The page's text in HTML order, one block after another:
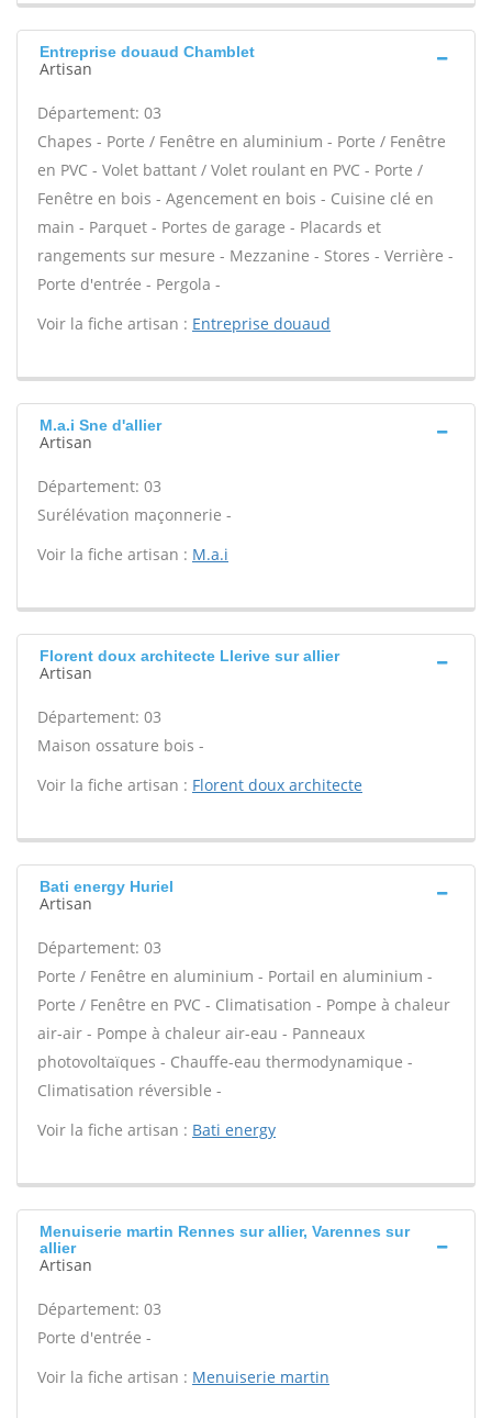
Entreprise douaud Chamblet
Artisan
Département: 03
Chapes - Porte / Fenêtre en aluminium - Porte / Fenêtre
en PVC - Volet battant / Volet roulant en PVC - Porte /
Fenêtre en bois - Agencement en bois - Cuisine clé en
main - Parquet - Portes de garage - Placards et
rangements sur mesure - Mezzanine - Stores - Verrière -
Porte d'entrée - Pergola -
Voir la fiche artisan : Entreprise douaud
M.a.i Sne d'allier
Artisan
Département: 03
Surélévation maçonnerie -
Voir la fiche artisan : M.a.i
Florent doux architecte Llerive sur allier
Artisan
Département: 03
Maison ossature bois -
Voir la fiche artisan : Florent doux architecte
Bati energy Huriel
Artisan
Département: 03
Porte / Fenêtre en aluminium - Portail en aluminium -
Porte / Fenêtre en PVC - Climatisation - Pompe à chaleur
air-air - Pompe à chaleur air-eau - Panneaux
photovoltaïques - Chauffe-eau thermodynamique -
Climatisation réversible -
Voir la fiche artisan : Bati energy
Menuiserie martin Rennes sur allier, Varennes sur
allier
Artisan
Département: 03
Porte d'entrée -
Voir la fiche artisan : Menuiserie martin